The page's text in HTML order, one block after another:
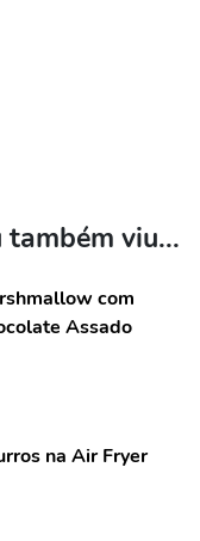
viu...
com
Assado
na Air Fryer